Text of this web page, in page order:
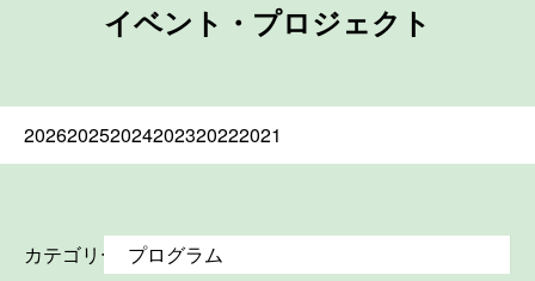
イベント・プロジェクト
202620252024202320222021
カテゴリー